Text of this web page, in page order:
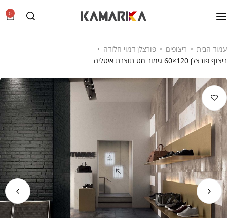
0
עמוד הבית ריצופים
פורצלן דמוי חלודה
ריצוף פורצלן 120×60 גימור מט תוצרת איטליה